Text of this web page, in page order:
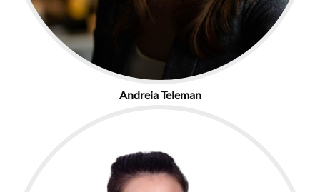
Andreia Teleman